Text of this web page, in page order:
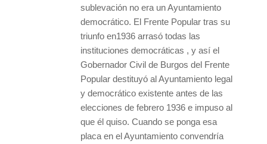
sublevación no era un Ayuntamiento
democrático. El Frente Popular tras su
triunfo en1936 arrasó todas las
instituciones democráticas , y así el
Gobernador Civil de Burgos del Frente
Popular destituyó al Ayuntamiento legal
y democrático existente antes de las
elecciones de febrero 1936 e impuso al
que él quiso. Cuando se ponga esa
placa en el Ayuntamiento convendría